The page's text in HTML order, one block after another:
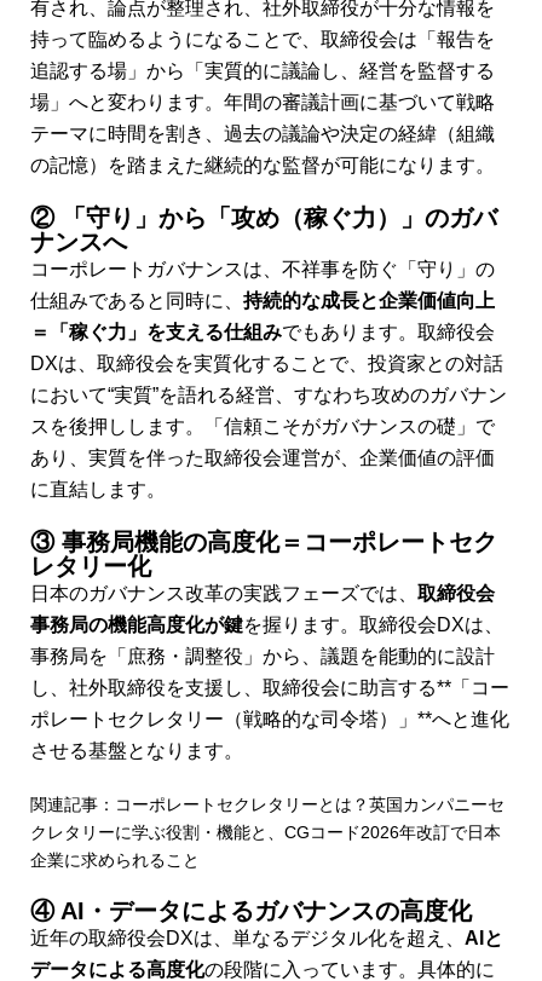
有され、論点が整理され、社外取締役が十分な情報を
持って臨めるようになることで、取締役会は「報告を
追認する場」から「実質的に議論し、経営を監督する
場」へと変わります。年間の審議計画に基づいて戦略
テーマに時間を割き、過去の議論や決定の経緯（組織
の記憶）を踏まえた継続的な監督が可能になります。
② 「守り」から「攻め（稼ぐ力）」のガバ
ナンスへ
コーポレートガバナンスは、不祥事を防ぐ「守り」の
仕組みであると同時に、 持続的な成長と企業価値向上
＝「稼ぐ力」を支える仕組みでもあります。取締役会
DXは、取締役会を実質化することで、投資家との対話
において“実質”を語れる経営、すなわち攻めのガバナン
スを後押しします。「信頼こそがガバナンスの礎」で
あり、実質を伴った取締役会運営が、企業価値の評価
に直結します。
③ 事務局機能の高度化＝コーポレートセク
レタリー化
日本のガバナンス改革の実践フェーズでは、 取締役会
事務局の機能高度化が鍵を握ります。取締役会DXは、
事務局を「庶務・調整役」から、議題を能動的に設計
し、社外取締役を支援し、取締役会に助言する**「コー
ポレートセクレタリー（戦略的な司令塔）」**へと進化
させる基盤となります。
関連記事：コーポレートセクレタリーとは？英国カンパニーセ
クレタリーに学ぶ役割・機能と、CGコード2026年改訂で日本
企業に求められること
④ AI・データによるガバナンスの高度化
近年の取締役会DXは、単なるデジタル化を超え、 AIと
データによる高度化の段階に入っています。具体的に